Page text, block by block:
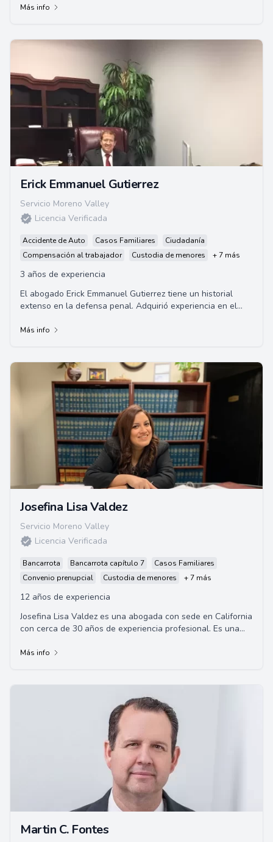
Más info
Erick Emmanuel Gutierrez
Servicio Moreno Valley
Licencia Verificada
Accidente de Auto Casos Familiares
Ciudadanía
Compensación al trabajador
Custodia de menores + 7 más
3 años de experiencia
El abogado Erick Emmanuel Gutierrez tiene un historial
extenso en la defensa penal. Adquirió experiencia en el
Más info
Josefina Lisa Valdez
Servicio Moreno Valley
Licencia Verificada
Bancarrota Bancarrota capítulo 7
Casos Familiares
Convenio prenupcial
Custodia de menores + 7 más
12 años de experiencia
Josefina Lisa Valdez es una abogada con sede en California
con cerca de 30 años de experiencia profesional. Es una
Más info
Martin C. Fontes